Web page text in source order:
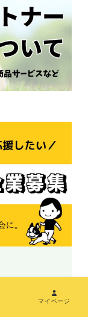
マイページ